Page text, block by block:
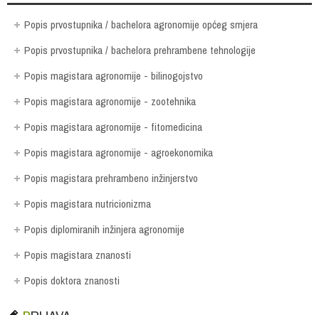
Popis prvostupnika / bachelora agronomije općeg smjera
Popis prvostupnika / bachelora prehrambene tehnologije
Popis magistara agronomije - bilinogojstvo
Popis magistara agronomije - zootehnika
Popis magistara agronomije - fitomedicina
Popis magistara agronomije - agroekonomika
Popis magistara prehrambeno inžinjerstvo
Popis magistara nutricionizma
Popis diplomiranih inžinjera agronomije
Popis magistara znanosti
Popis doktora znanosti